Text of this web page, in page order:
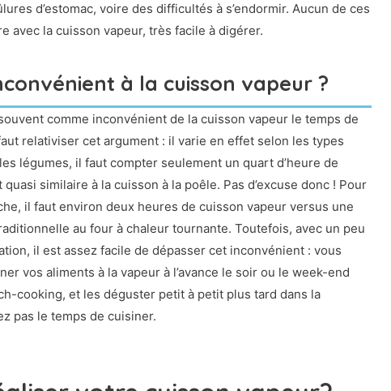
d’estomac, voire des difficultés à s’endormir. Aucun de ces
avec la cuisson vapeur, très facile à digérer.
à la cuisson vapeur ?
comme inconvénient de la cuisson vapeur le temps de
relativiser cet argument : il varie en effet selon les types
légumes, il faut compter seulement un quart d’heure de
similaire à la cuisson à la poêle. Pas d’excuse donc ! Pour
il faut environ deux heures de cuisson vapeur versus une
au four à chaleur tournante. Toutefois, avec un peu
il est assez facile de dépasser cet inconvénient : vous
vos aliments à la vapeur à l’avance le soir ou le week-end
cooking, et les déguster petit à petit plus tard dans la
pas le temps de cuisiner.